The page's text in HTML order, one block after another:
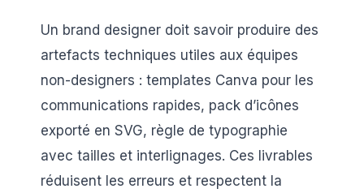
Un brand designer doit savoir produire des
artefacts techniques utiles aux équipes
non-designers : templates Canva pour les
communications rapides, pack d’icônes
exporté en SVG, règle de typographie
avec tailles et interlignages. Ces livrables
réduisent les erreurs et respectent la